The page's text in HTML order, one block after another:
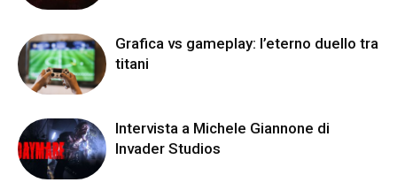
Grafica vs gameplay: l’eterno duello tra
titani
Intervista a Michele Giannone di
Invader Studios